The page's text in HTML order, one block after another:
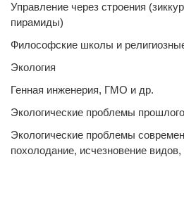
Управление через строения
пирамиды)
Философские школы и
Экология
Генная инженерия, ГМО и др.
Экологические проблемы прошлого
Экологические проблемы
похолодание, исчезновение